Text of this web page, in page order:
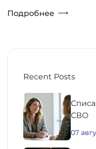
Подробнее
Recent Posts
СВО
07